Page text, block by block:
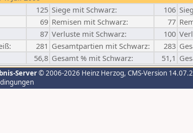
125 Siege mit Schwarz: 106
69 Remisen mit Schwarz: 77
87 Verluste mit Schwarz: 100
281 Gesamtpartien mit Schwarz: 283
56,8 Gesamt % mit Schwarz: 51,1
Server© 2006-2026 Heinz Herzog, CMS-Version